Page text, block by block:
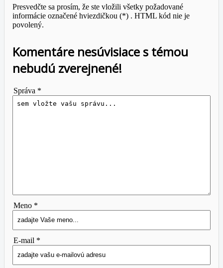
Presvedčte sa prosím, že ste vložili všetky požadované
informácie označené hviezdičkou (*) . HTML kód nie je
povolený.
Komentáre nesúvisiace s témou
nebudú zverejnené!
Správa *
Meno *
E-mail *